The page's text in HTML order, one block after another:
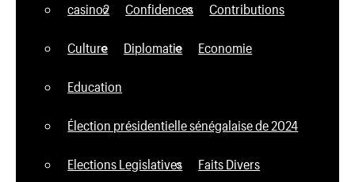
casino2 Confidences Contributions
Culture Diplomatie Economie
Education
Élection présidentielle sénégalaise de 2024
Elections Legislatives Faits Divers